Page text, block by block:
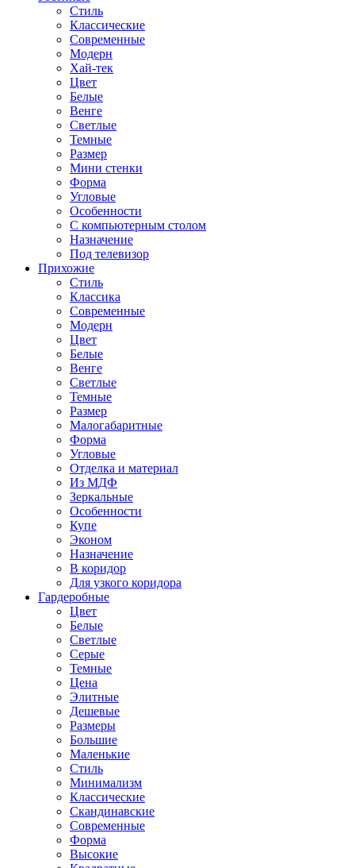
Стиль
Классические
Современные
Модерн
Хай-тек
Цвет
Белые
Венге
Светлые
Темные
Размер
Мини стенки
Форма
Угловые
Особенности
С компьютерным столом
Назначение
Под телевизор
Прихожие
Стиль
Классика
Современные
Модерн
Цвет
Белые
Венге
Светлые
Темные
Размер
Малогабаритные
Форма
Угловые
Отделка и материал
Из МДФ
Зеркальные
Особенности
Купе
Эконом
Назначение
В коридор
Для узкого коридора
Гардеробные
Цвет
Белые
Светлые
Серые
Темные
Цена
Элитные
Дешевые
Размеры
Большие
Маленькие
Стиль
Минимализм
Классические
Скандинавские
Современные
Форма
Высокие